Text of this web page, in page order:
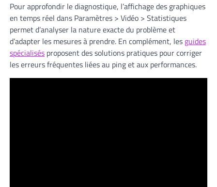
Pour approfondir le diagnostique, l’affichage des graphiques
en temps réel dans Paramètres > Vidéo > Statistiques
permet d’analyser la nature exacte du problème et
d’adapter les mesures à prendre. En complément, les guides
spécialisés proposent des solutions pratiques pour corriger
les erreurs fréquentes liées au ping et aux performances.